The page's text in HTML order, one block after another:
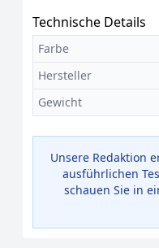
Technische Details
Farbe
Hersteller
Gewicht
Unsere Redaktion
ausführlichen
schauen Sie in